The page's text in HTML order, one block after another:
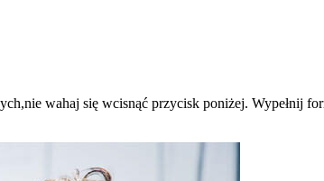
wahaj się wcisnąć przycisk poniżej. Wypełnij